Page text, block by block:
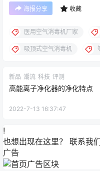
海报分享 收藏
医用空气消毒机厂家
吸顶式空气消毒机
新品 潮流 科技 评测
高能离子净化器的净化特点
2022-7-13 16:37:47
!
也想出现在这里？ 联系我们
广告